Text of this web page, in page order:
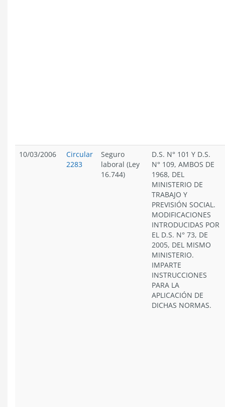
10/03/2006
Circular
2283
Seguro
laboral (Ley
16.744)
D.S. N° 101 Y D.S.
N° 109, AMBOS DE
1968, DEL
MINISTERIO DE
TRABAJO Y
PREVISIÓN SOCIAL.
MODIFICACIONES
INTRODUCIDAS POR
EL D.S. N° 73, DE
2005, DEL MISMO
MINISTERIO.
IMPARTE
INSTRUCCIONES
PARA LA
APLICACIÓN DE
DICHAS NORMAS.